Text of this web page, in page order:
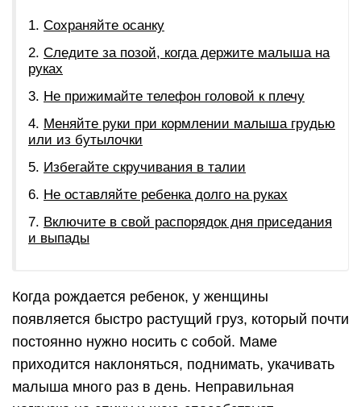
Сохраняйте осанку
Следите за позой, когда держите малыша на
руках
Не прижимайте телефон головой к плечу
Меняйте руки при кормлении малыша грудью
или из бутылочки
Избегайте скручивания в талии
Не оставляйте ребенка долго на руках
Включите в свой распорядок дня приседания
и выпады
Когда рождается ребенок, у женщины
появляется быстро растущий груз, который почти
постоянно нужно носить с собой. Маме
приходится наклоняться, поднимать, укачивать
малыша много раз в день. Неправильная